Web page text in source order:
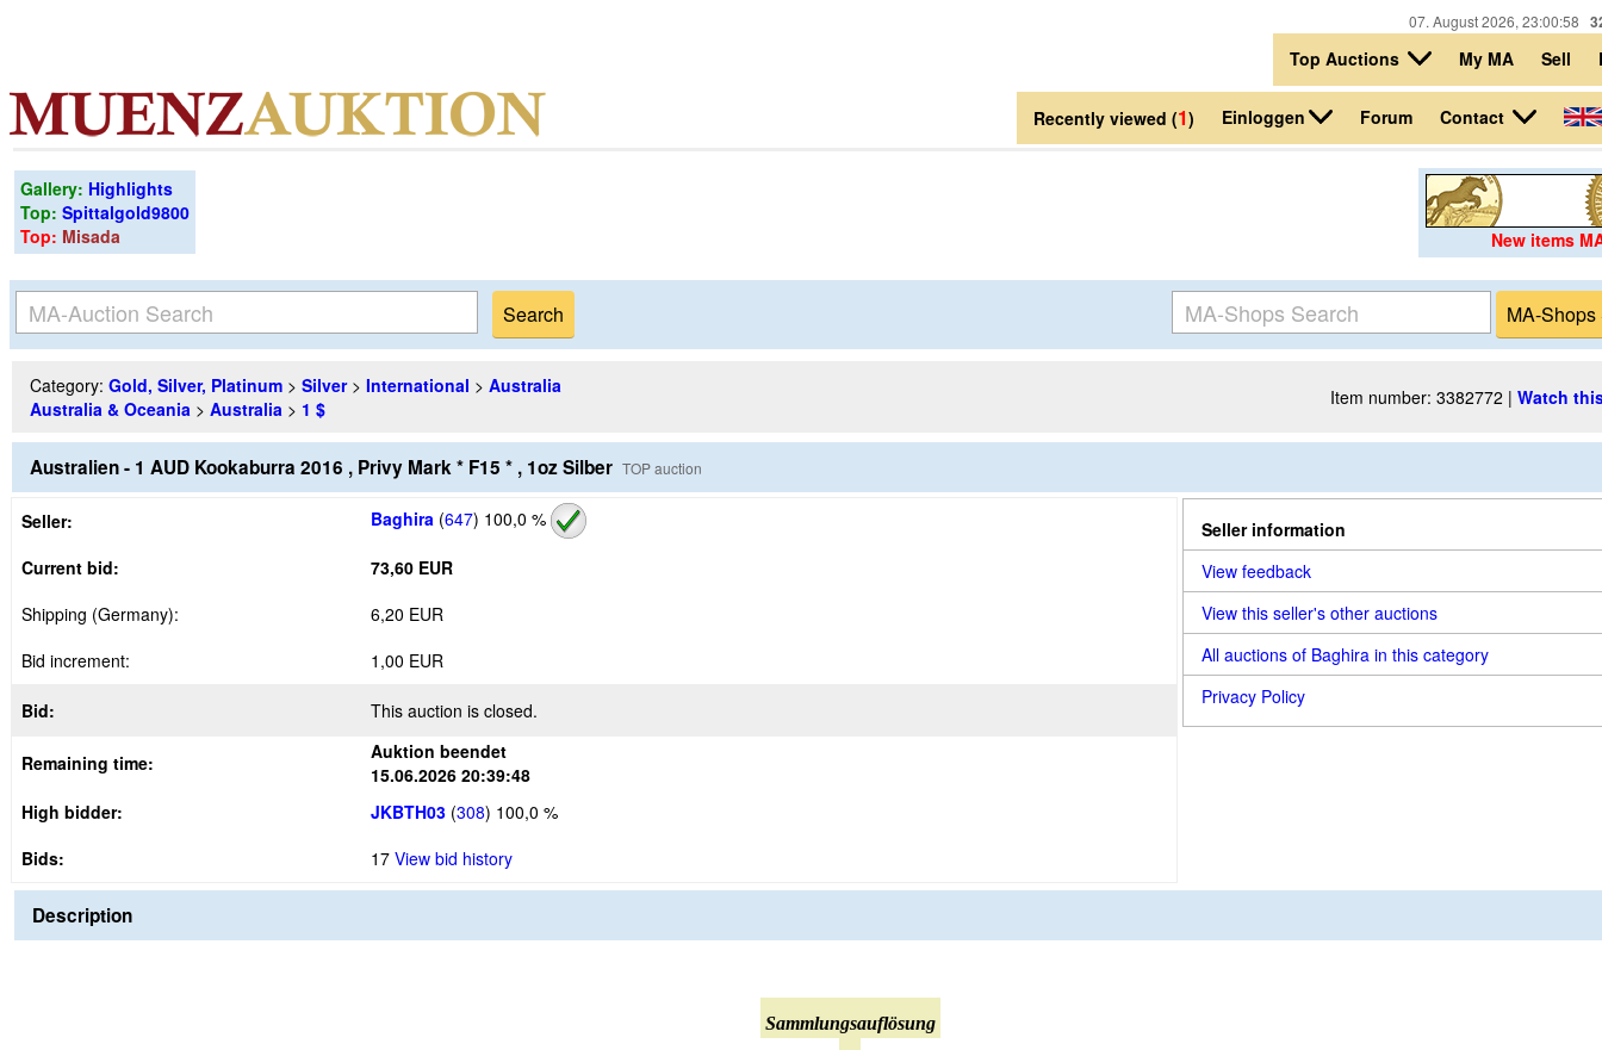
07. August 2026, 23:00:58
Top Auctions My MA Sell
Recently viewed (1) Einloggen Forum Contact
Gallery: Highlights
Top: Spittalgold9800
Top: Misada New items
Category: Gold, Silver, Platinum > Silver> International > Australia
Australia & Oceania > Australia > 1 $ Item number: 3382772 | Watch
Australien - 1 AUD Kookaburra 2016 , Privy Mark * F15 * , 1oz Silber TOP auction
Seller: Baghira (647) 100,0 %
Current bid:
73,60 EUR
Shipping (Germany):
6,20 EUR
Bid increment:
1,00 EUR
Bid: This auction is closed.
Remaining time:
Auktion beendet
15.06.2026 20:39:48
High bidder:
JKBTH03 (308) 100,0 %
Bids:
17 View bid history
Seller information
View feedback
View this seller's other auctions
All auctions of Baghira in this category
Privacy Policy
Description
Sammlungsauflösung